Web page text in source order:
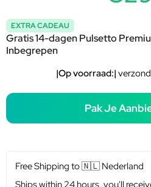
EXTRA CADEAU
Gratis 14-dagen Pulsetto
Inbegrepen
|Op voorraad:|
Pak Je
Free Shipping to🇳🇱 Nederland
Ships within 24 hours, you'll